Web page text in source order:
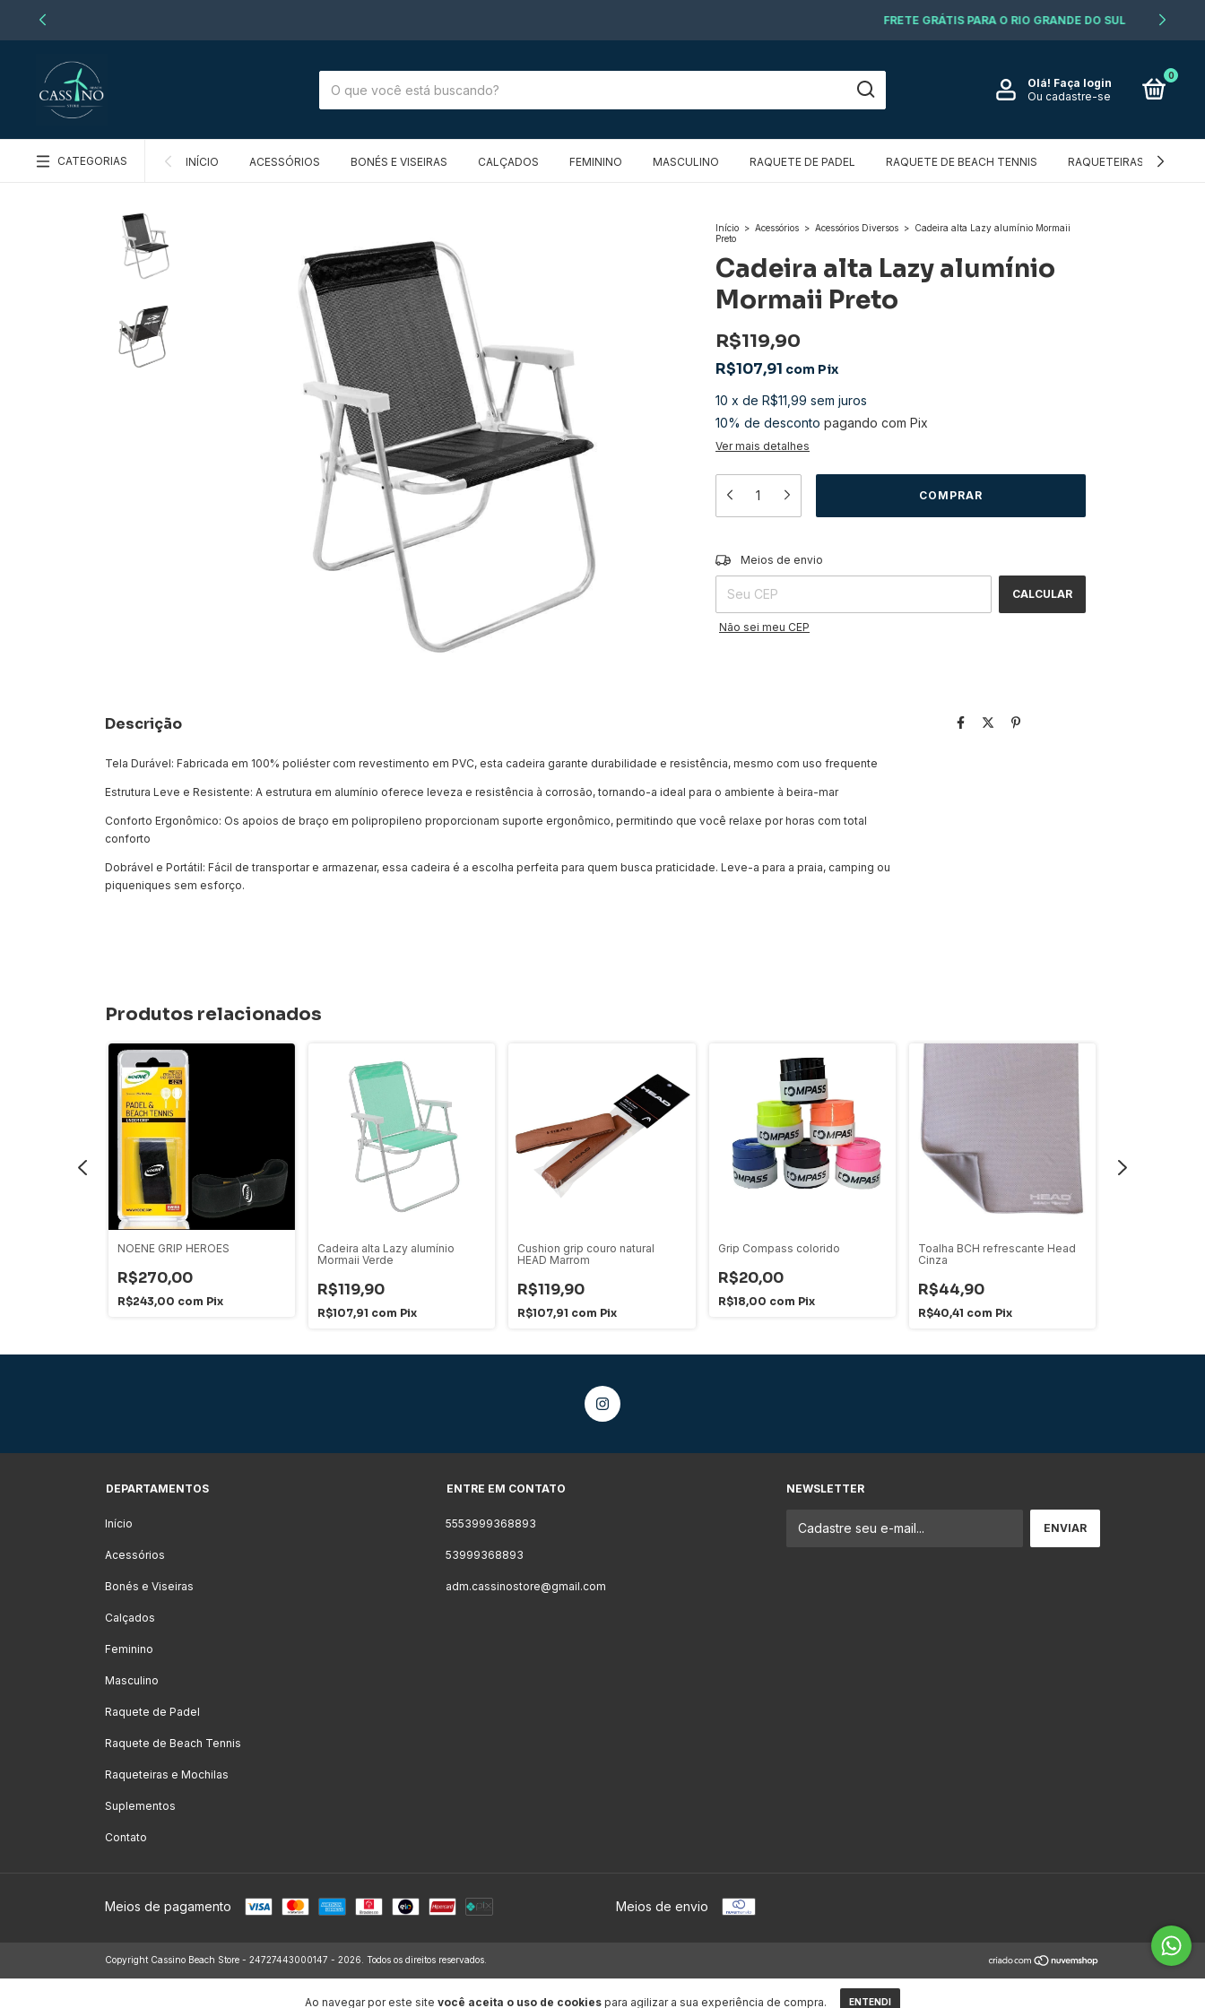
Olá! Faça login
Ou cadastre-se
0
CATEGORIAS INÍCIO ACESSÓRIOS BONÉS E VISEIRAS CALÇADOS FEMININO MASCULINO RAQUETE DE PADEL RAQUETE DE BEACH TENNIS RAQUETEIRAS E
Ao navegar por este site você aceita o uso de cookies para agilizar a sua experiência de compra. ENTENDI
Início > Acessórios > Acessórios Diversos > Cadeira alta Lazy alumínio Mormaii
Preto
Cadeira alta Lazy alumínio
Mormaii Preto
R$119,90
R$107,91 com Pix
10 x de R$11,99 sem juros
10% de desconto pagando com Pix
Ver mais detalhes
Entregas para o CEP:
Meios de envio
CALCULAR
Não sei meu CEP
Descrição
Tela Durável: Fabricada em 100% poliéster com revestimento em PVC, esta cadeira garante durabilidade e resistência, mesmo com uso frequente
Estrutura Leve e Resistente: A estrutura em alumínio oferece leveza e resistência à corrosão, tornando-a ideal para o ambiente à beira-mar
Conforto Ergonômico: Os apoios de braço em polipropileno proporcionam suporte ergonômico, permitindo que você relaxe por horas com total
conforto
Dobrável e Portátil: Fácil de transportar e armazenar, essa cadeira é a escolha perfeita para quem busca praticidade. Leve-a para a praia, camping ou
piqueniques sem esforço.
Produtos relacionados
NOENE GRIP HEROES
R$270,00
R$243,00 com Pix
Cadeira alta Lazy alumínio
Mormaii Verde
R$119,90
R$107,91 com Pix
Cushion grip couro natural
HEAD Marrom
R$119,90
R$107,91 com Pix
Grip Compass colorido
R$20,00
R$18,00 com Pix
Toalha BCH refrescante Head
Cinza
R$44,90
R$40,41 com Pix
DEPARTAMENTOS
Início
Acessórios
Bonés e Viseiras
Calçados
Feminino
Masculino
Raquete de Padel
Raquete de Beach Tennis
Raqueteiras e Mochilas
Suplementos
Contato
ENTRE EM CONTATO
5553999368893
53999368893
adm.cassinostore@gmail.com
NEWSLETTER
Meios de pagamento Meios de envio
Copyright Cassino Beach Store - 24727443000147 - 2026. Todos os direitos reservados.